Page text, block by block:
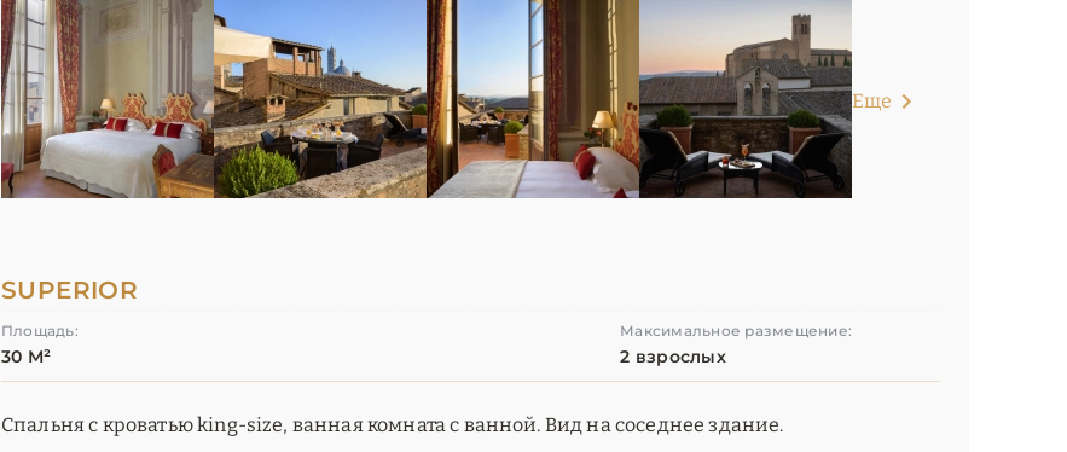
Еще
SUPERIOR
Площадь:
30 М²
Максимальное размещение:
2 взрослых
Спальня с кроватью king-size, ванная комната с ванной. Вид на соседнее здание.